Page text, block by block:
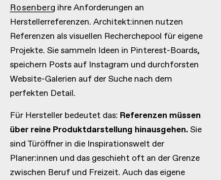
Rosenberg ihre Anforderungen an
Herstellerreferenzen. Architekt:innen nutzen
Referenzen als visuellen Recherchepool für eigene
Projekte. Sie sammeln Ideen in Pinterest-Boards,
speichern Posts auf Instagram und durchforsten
Website-Galerien auf der Suche nach dem
perfekten Detail.
Für Hersteller bedeutet das: Referenzen müssen
über reine Produktdarstellung hinausgehen. Sie
sind Türöffner in die Inspirationswelt der
Planer:innen und das geschieht oft an der Grenze
zwischen Beruf und Freizeit. Auch das eigene